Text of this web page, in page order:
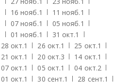
16 нояб.1 11 нояб.1
07 нояб.1 05 нояб.1
01 нояб.1 31 окт.1
28 окт.1 26 окт.1 25 окт.1
21 окт.1 20 окт.3 14 окт.1
07 окт.1 05 окт.1 04 окт.2
01 окт.1 30 сент.1 28 сент.1